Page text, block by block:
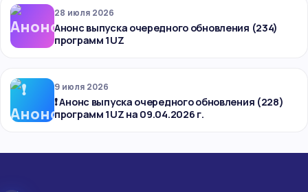
28 июля 2026
Анонс выпуска очередного обновления (234)
программ 1UZ
9 июля 2026
❗ Анонс выпуска очередного обновления (228)
программ 1UZ на 09.04.2026 г.